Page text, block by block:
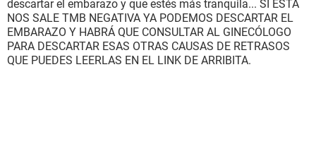
descartar el embarazo y que estés más tranquila... SI ESTA
NOS SALE TMB NEGATIVA YA PODEMOS DESCARTAR EL
EMBARAZO Y HABRÁ QUE CONSULTAR AL GINECÓLOGO
PARA DESCARTAR ESAS OTRAS CAUSAS DE RETRASOS
QUE PUEDES LEERLAS EN EL LINK DE ARRIBITA.